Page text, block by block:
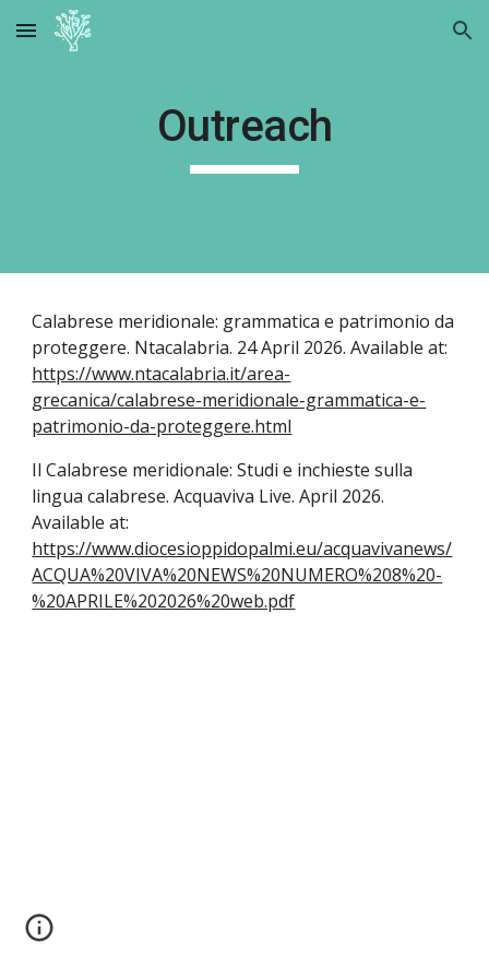
Skip to main content Skip to navigation
Outreach
Calabrese meridionale: grammatica e patrimonio da
proteggere. Ntacalabria. 24 April 2026. Available at:
https://www.ntacalabria.it/area-
grecanica/calabrese-meridionale-grammatica-e-
patrimonio-da-proteggere.html
Il Calabrese meridionale: Studi e inchieste sulla
lingua calabrese. Acquaviva Live. April 2026.
Available at:
https://www.diocesioppidopalmi.eu/acquavivanews/
ACQUA%20VIVA%20NEWS%20NUMERO%208%20-
%20APRILE%202026%20web.pdf